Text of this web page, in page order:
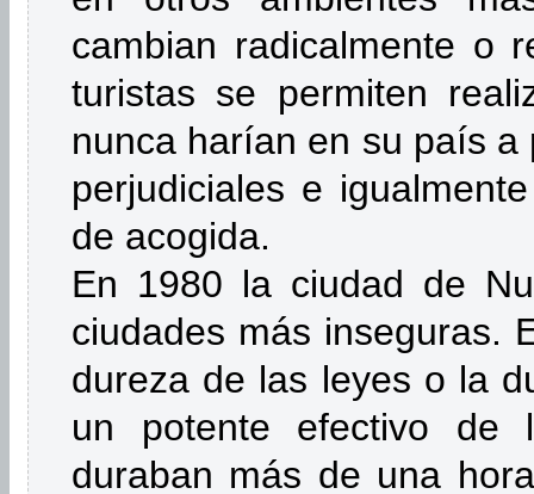
cambian radicalmente o
turistas se permiten
nunca harían en su país
perjudiciales e
de acogida.
En 1980 la ciudad de
ciudades más inseguras.
dureza de las leyes o la
un potente efectivo de
duraban más de una